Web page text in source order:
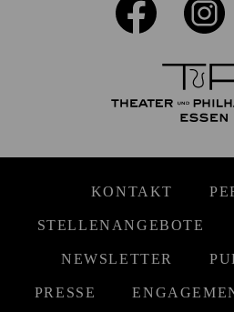
KONTAKT
STELLENANGEBOTE
NEWSLETTER
PRESSE